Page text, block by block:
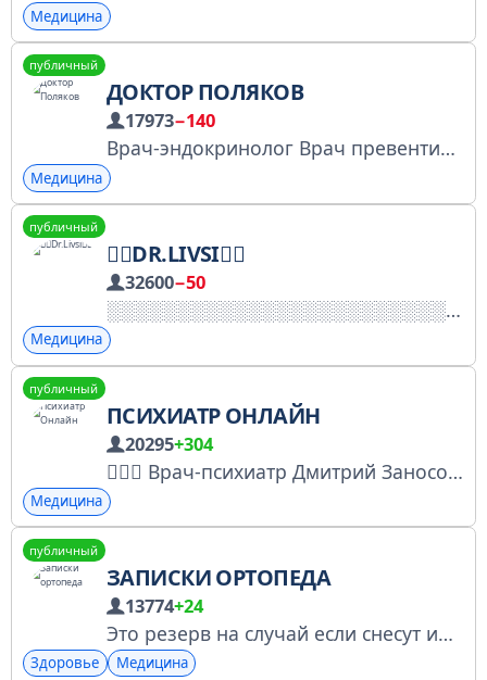
Медицина
публичный
ДОКТОР ПОЛЯКОВ
17973−140
Врач-эндокринолог Врач превентивной медицины. "Превентивная медицина в здравоохранении» https://fantel.pro/preventivnaya-medicina/ № 6752398337
Медицина
публичный
🏴‍☠️DR.LIVSI🏴‍☠️
32600−50
Медицина
публичный
ПСИХИАТР ОНЛАЙН
20295+304
👨🏼‍⚕️ Врач-психиатр Дмитрий Заносов ✌🏼 Лицензирован РФ и Израилем 💻 Приём очно и online: psy03.ru 🏥 Собрал команду психологов и психиатров • разбор клинических случаев • ▪️Пациентский чат - @psy03chat ▪️Пациентский бот - @psy03bot
Медицина
публичный
ЗАПИСКИ ОРТОПЕДА
13774+24
Это резерв на случай если снесут инсту
Здоровье Медицина